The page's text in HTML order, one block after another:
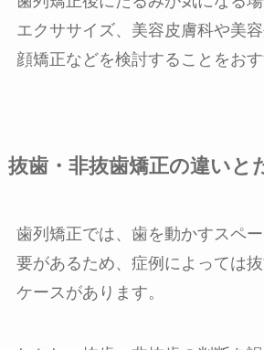
エクササイズ、美容皮膚科や美
顔矯正などを検討することをおす
抜歯・非抜歯矯正の違いと
歯列矯正では、歯を動かすスペ
要があるため、症例によっては
ケースがあります。